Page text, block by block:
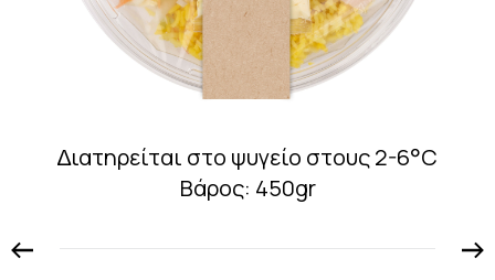
∆ιατηρείται στο ψυγείο στους 2-6°C
Βάρος: 450gr